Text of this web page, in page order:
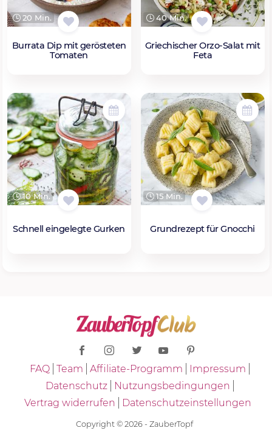
20 Min.
Burrata Dip mit gerösteten
Tomaten
40 Min.
Griechischer Orzo-Salat mit
Feta
10 Min.
Schnell eingelegte Gurken
15 Min.
Grundrezept für Gnocchi
FAQ Team Affiliate-Programm
Impressum
Datenschutz
Nutzungsbedingungen
Vertrag widerrufen
Datenschutzeinstellungen
Copyright © 2026 - ZauberTopf